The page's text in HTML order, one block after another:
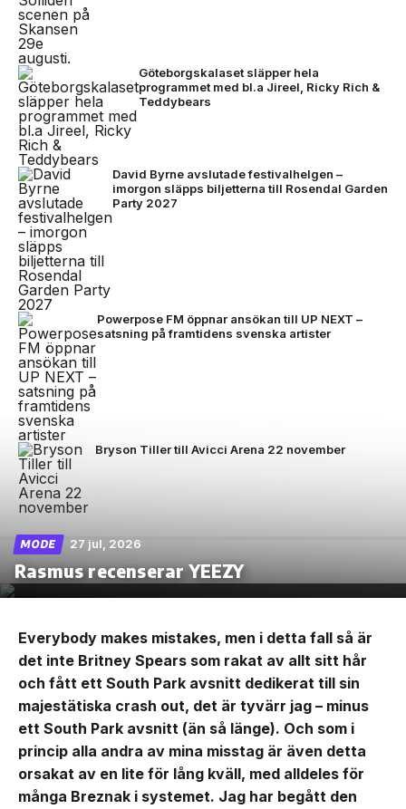
Göteborgskalaset släpper hela
programmet med bl.a Jireel, Ricky Rich &
Teddybears
David Byrne avslutade festivalhelgen –
imorgon släpps biljetterna till Rosendal Garden
Party 2027
Powerpose FM öppnar ansökan till UP NEXT –
satsning på framtidens svenska artister
Bryson Tiller till Avicci Arena 22 november
MODE 27 jul, 2026
Rasmus recenserar YEEZY
Everybody makes mistakes, men i detta fall så är
det inte Britney Spears som rakat av allt sitt hår
och fått ett South Park avsnitt dedikerat till sin
majestätiska crash out, det är tyvärr jag – minus
ett South Park avsnitt (än så länge). Och som i
princip alla andra av mina misstag är även detta
orsakat av en lite för lång kväll, med alldeles för
många Breznak i systemet. Jag har begått den